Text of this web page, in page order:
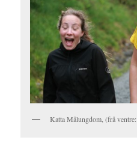
Katta Målungdom, (frå